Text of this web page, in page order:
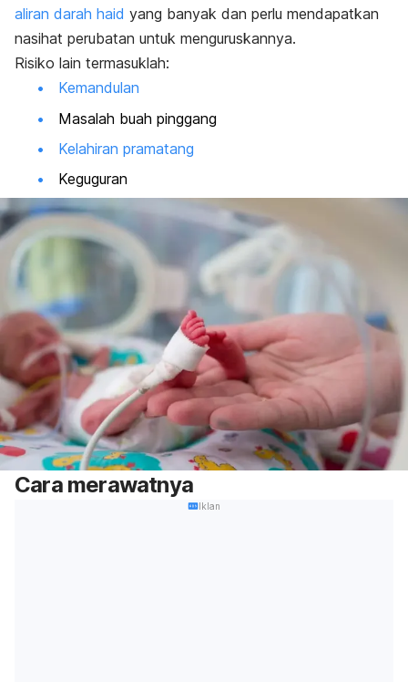
aliran darah haid yang banyak dan perlu mendapatkan
nasihat perubatan untuk menguruskannya.
Risiko lain termasuklah:
Kemandulan
Masalah buah pinggang
Kelahiran pramatang
Keguguran
Cara merawatnya
Iklan